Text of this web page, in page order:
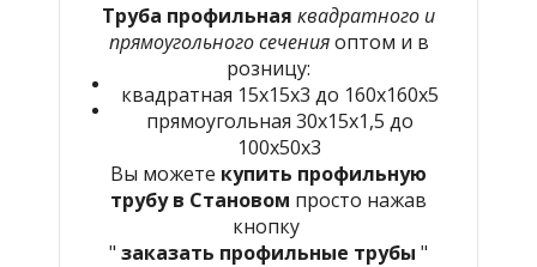
Труба профильная квадратного и
прямоугольного сеченияоптом и в
розницу:
квадратная 15х15х3 до 160х160х5
прямоугольная 30х15х1,5 до
100х50х3
Вы можете купить профильную
трубу в Становом просто нажав
кнопку
" заказать профильные трубы "